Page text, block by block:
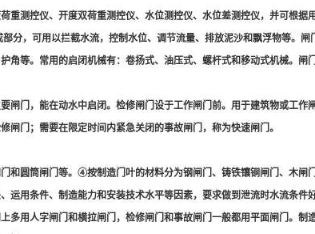
测控仪、开度双荷重测控仪、水位测控仪、水位差测控仪，并可根据
分，可用以拦截水流，控制水位、调节流量、排放泥沙和飘浮物等。
等。常用的启闭机械有：卷扬式、油压式、螺杆式和移动式机械。闸
门，能在动水中启闭。检修闸门设于工作闸门前。用于建筑物或工
门；需要在限定时间内紧急关闭的事故闸门，称为快速闸门。
圆筒闸门等。④按制造门叶的材料分为钢闸门、铸铁镶铜闸门、木
运用条件、制造能力和安装技术水平等因素，要求做到泄流时水流条
多用人字闸门和横拉闸门，检修闸门和事故闸门一般都用平面闸门。